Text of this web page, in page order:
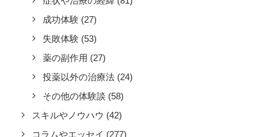
成功体験 (27)
失敗体験 (53)
薬の副作用 (27)
投薬以外の治療法 (24)
その他の体験談 (58)
スキルやノウハウ (42)
コラムやエッセイ (277)